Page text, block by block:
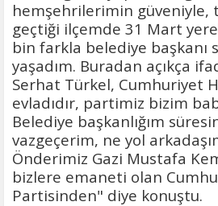
hemşehrilerimin güveniyle,
geçtiği ilçemde 31 Mart
bin farkla belediye başkanı
yaşadım. Buradan açıkça
Serhat Türkel, Cumhuriyet
evladıdır, partimiz bizim
Belediye başkanlığım
vazgeçerim, ne yol
Önderimiz Gazi Mustafa
bizlere emaneti olan
Partisinden" diye konuştu.